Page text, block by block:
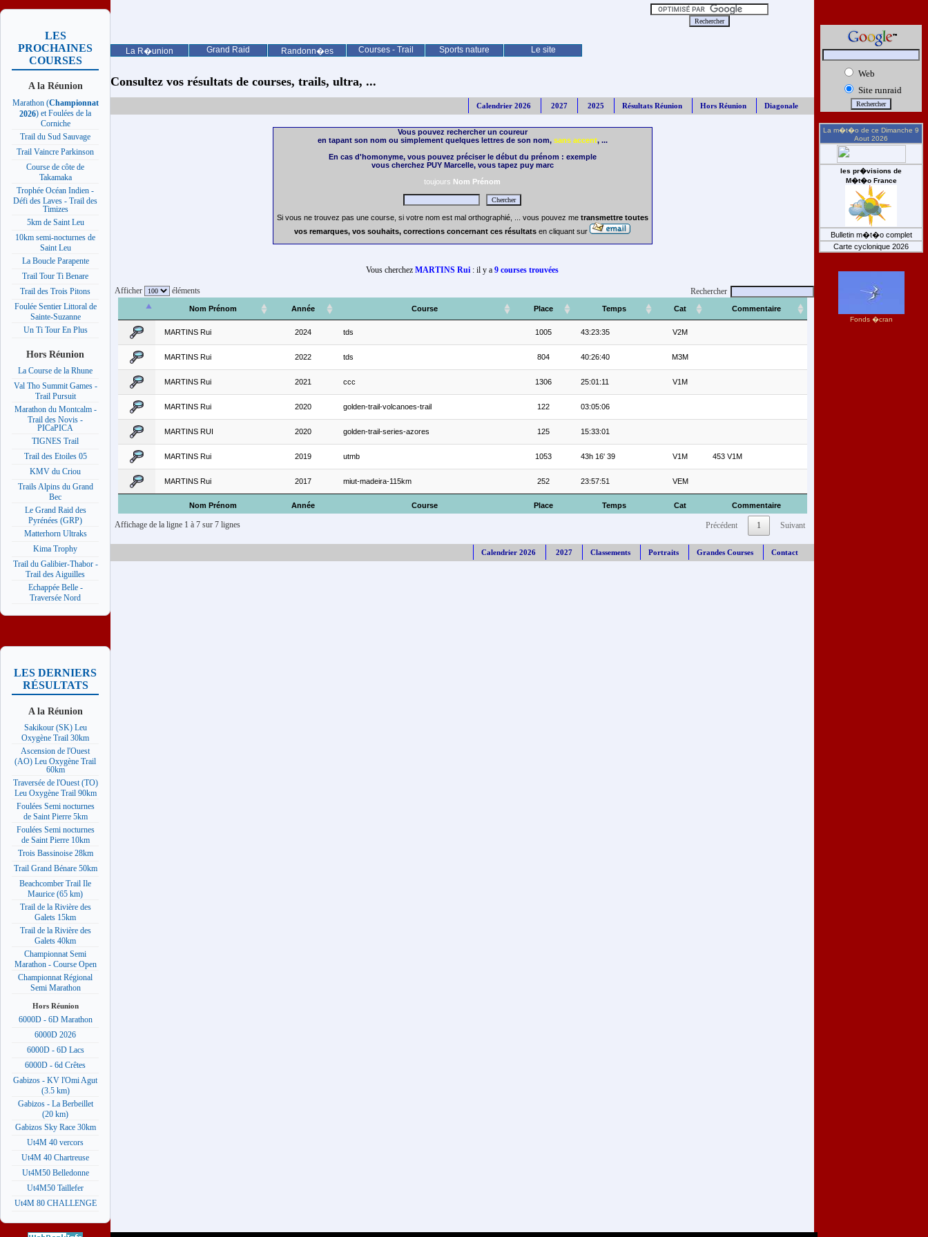
La R�union Grand Raid Randonn�es Courses - Trail Sports nature Le site
LES
PROCHAINES
COURSES
A la Réunion
Marathon (Championnat
2026) et Foulées de la
Corniche
Trail du Sud Sauvage
Trail Vaincre Parkinson
Course de côte de
Takamaka
Trophée Océan Indien -
Défi des Laves - Trail des
Timizes
5km de Saint Leu
10km semi-nocturnes de
Saint Leu
La Boucle Parapente
Trail Tour Ti Benare
Trail des Trois Pitons
Foulée Sentier Littoral de
Sainte-Suzanne
Un Ti Tour En Plus
Hors Réunion
La Course de la Rhune
Val Tho Summit Games -
Trail Pursuit
Marathon du Montcalm -
Trail des Novis -
PICaPICA
TIGNES Trail
Trail des Etoiles 05
KMV du Criou
Trails Alpins du Grand
Bec
Le Grand Raid des
Pyrénées (GRP)
Matterhorn Ultraks
Kima Trophy
Trail du Galibier-Thabor -
Trail des Aiguilles
Echappée Belle -
Traversée Nord
LES DERNIERS
RÉSULTATS
A la Réunion
Sakikour (SK) Leu
Oxygène Trail 30km
Ascension de l'Ouest
(AO) Leu Oxygène Trail
60km
Traversée de l'Ouest (TO)
Leu Oxygène Trail 90km
Foulées Semi nocturnes
de Saint Pierre 5km
Foulées Semi nocturnes
de Saint Pierre 10km
Trois Bassinoise 28km
Trail Grand Bénare 50km
Beachcomber Trail Ile
Maurice (65 km)
Trail de la Rivière des
Galets 15km
Trail de la Rivière des
Galets 40km
Championnat Semi
Marathon - Course Open
Championnat Régional
Semi Marathon
Hors Réunion
6000D - 6D Marathon
6000D 2026
6000D - 6D Lacs
6000D - 6d Crêtes
Gabizos - KV l'Omi Agut
(3.5 km)
Gabizos - La Berbeillet
(20 km)
Gabizos Sky Race 30km
Ut4M 40 vercors
Ut4M 40 Chartreuse
Ut4M50 Belledonne
Ut4M50 Taillefer
Ut4M 80 CHALLENGE
Consultez vos résultats de courses, trails, ultra, ...
Calendrier 2026 2027 2025 Résultats Réunion Hors Réunion Diagonale
Vous pouvez rechercher un coureur
en tapant son nom ou simplement quelques lettres de son nom, sans accent, ...
En cas d'homonyme, vous pouvez préciser le début du prénom : exemple
vous cherchez PUY Marcelle, vous tapez puy marc
toujours Nom Prénom
Si vous ne trouvez pas une course, si votre nom est mal orthographié, ... vous pouvez me transmettre toutes
vos remarques, vos souhaits, corrections concernant ces résultats en cliquant sur
Vous cherchez MARTINS Rui : il y a 9 courses trouvées
Afficher éléments Rechercher
Nom Prénom Année Course Place Temps Cat Commentaire
Nom Prénom Année Course Place Temps Cat Commentaire
MARTINS Rui 2024 tds 1005 43:23:35 V2M
MARTINS Rui 2022 tds 804 40:26:40 M3M
MARTINS Rui 2021 ccc 1306 25:01:11 V1M
MARTINS Rui 2020 golden-trail-volcanoes-trail 122 03:05:06
MARTINS RUI 2020 golden-trail-series-azores 125 15:33:01
MARTINS Rui 2019 utmb 1053 43h 16' 39 V1M 453 V1M
MARTINS Rui 2017 miut-madeira-115km 252 23:57:51 VEM
Affichage de la ligne 1 à 7 sur 7 lignes Précédent 1 Suivant
Calendrier 2026 2027 Classements Portraits Grandes Courses Contact
Web
Site runraid
La m�t�o de ce Dimanche 9
Aout 2026
les pr�visions de
M�t�o France
Bulletin m�t�o complet
Carte cyclonique 2026
Fonds �cran